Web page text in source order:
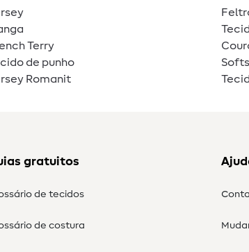
Terry
de punho
Romanit
gratuitos
de tecidos
de costura